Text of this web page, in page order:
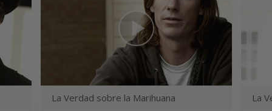
La Verdad sobre la Marihuana La